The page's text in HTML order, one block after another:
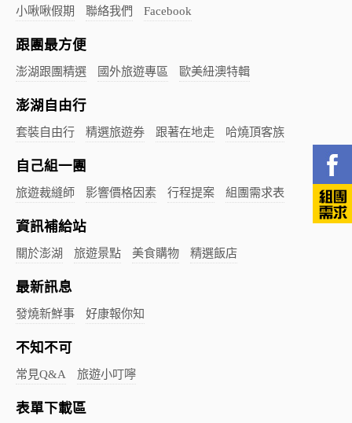
小啾啾假期 聯絡我們 Facebook
跟團最方便
澎湖跟團精選 國外旅遊專區 歐美紐澳特輯
澎湖自由行
套裝自由行 精選旅遊券 跟著在地走 哈燒頂客族
自己組一團
旅遊裁縫師 影響價格因素 行程提案 組團需求表
資訊補給站
關於澎湖 旅遊景點 美食購物 精選飯店
最新訊息
發燒新鮮事 好康報你知
不知不可
常見Q&A 旅遊小叮嚀
表單下載區